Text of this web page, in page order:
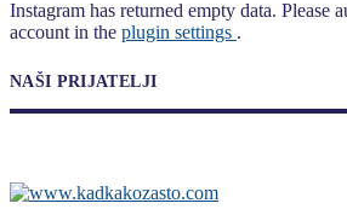
Instagram has returned empty data. Please
account in the plugin settings .
NAŠI PRIJATELJI